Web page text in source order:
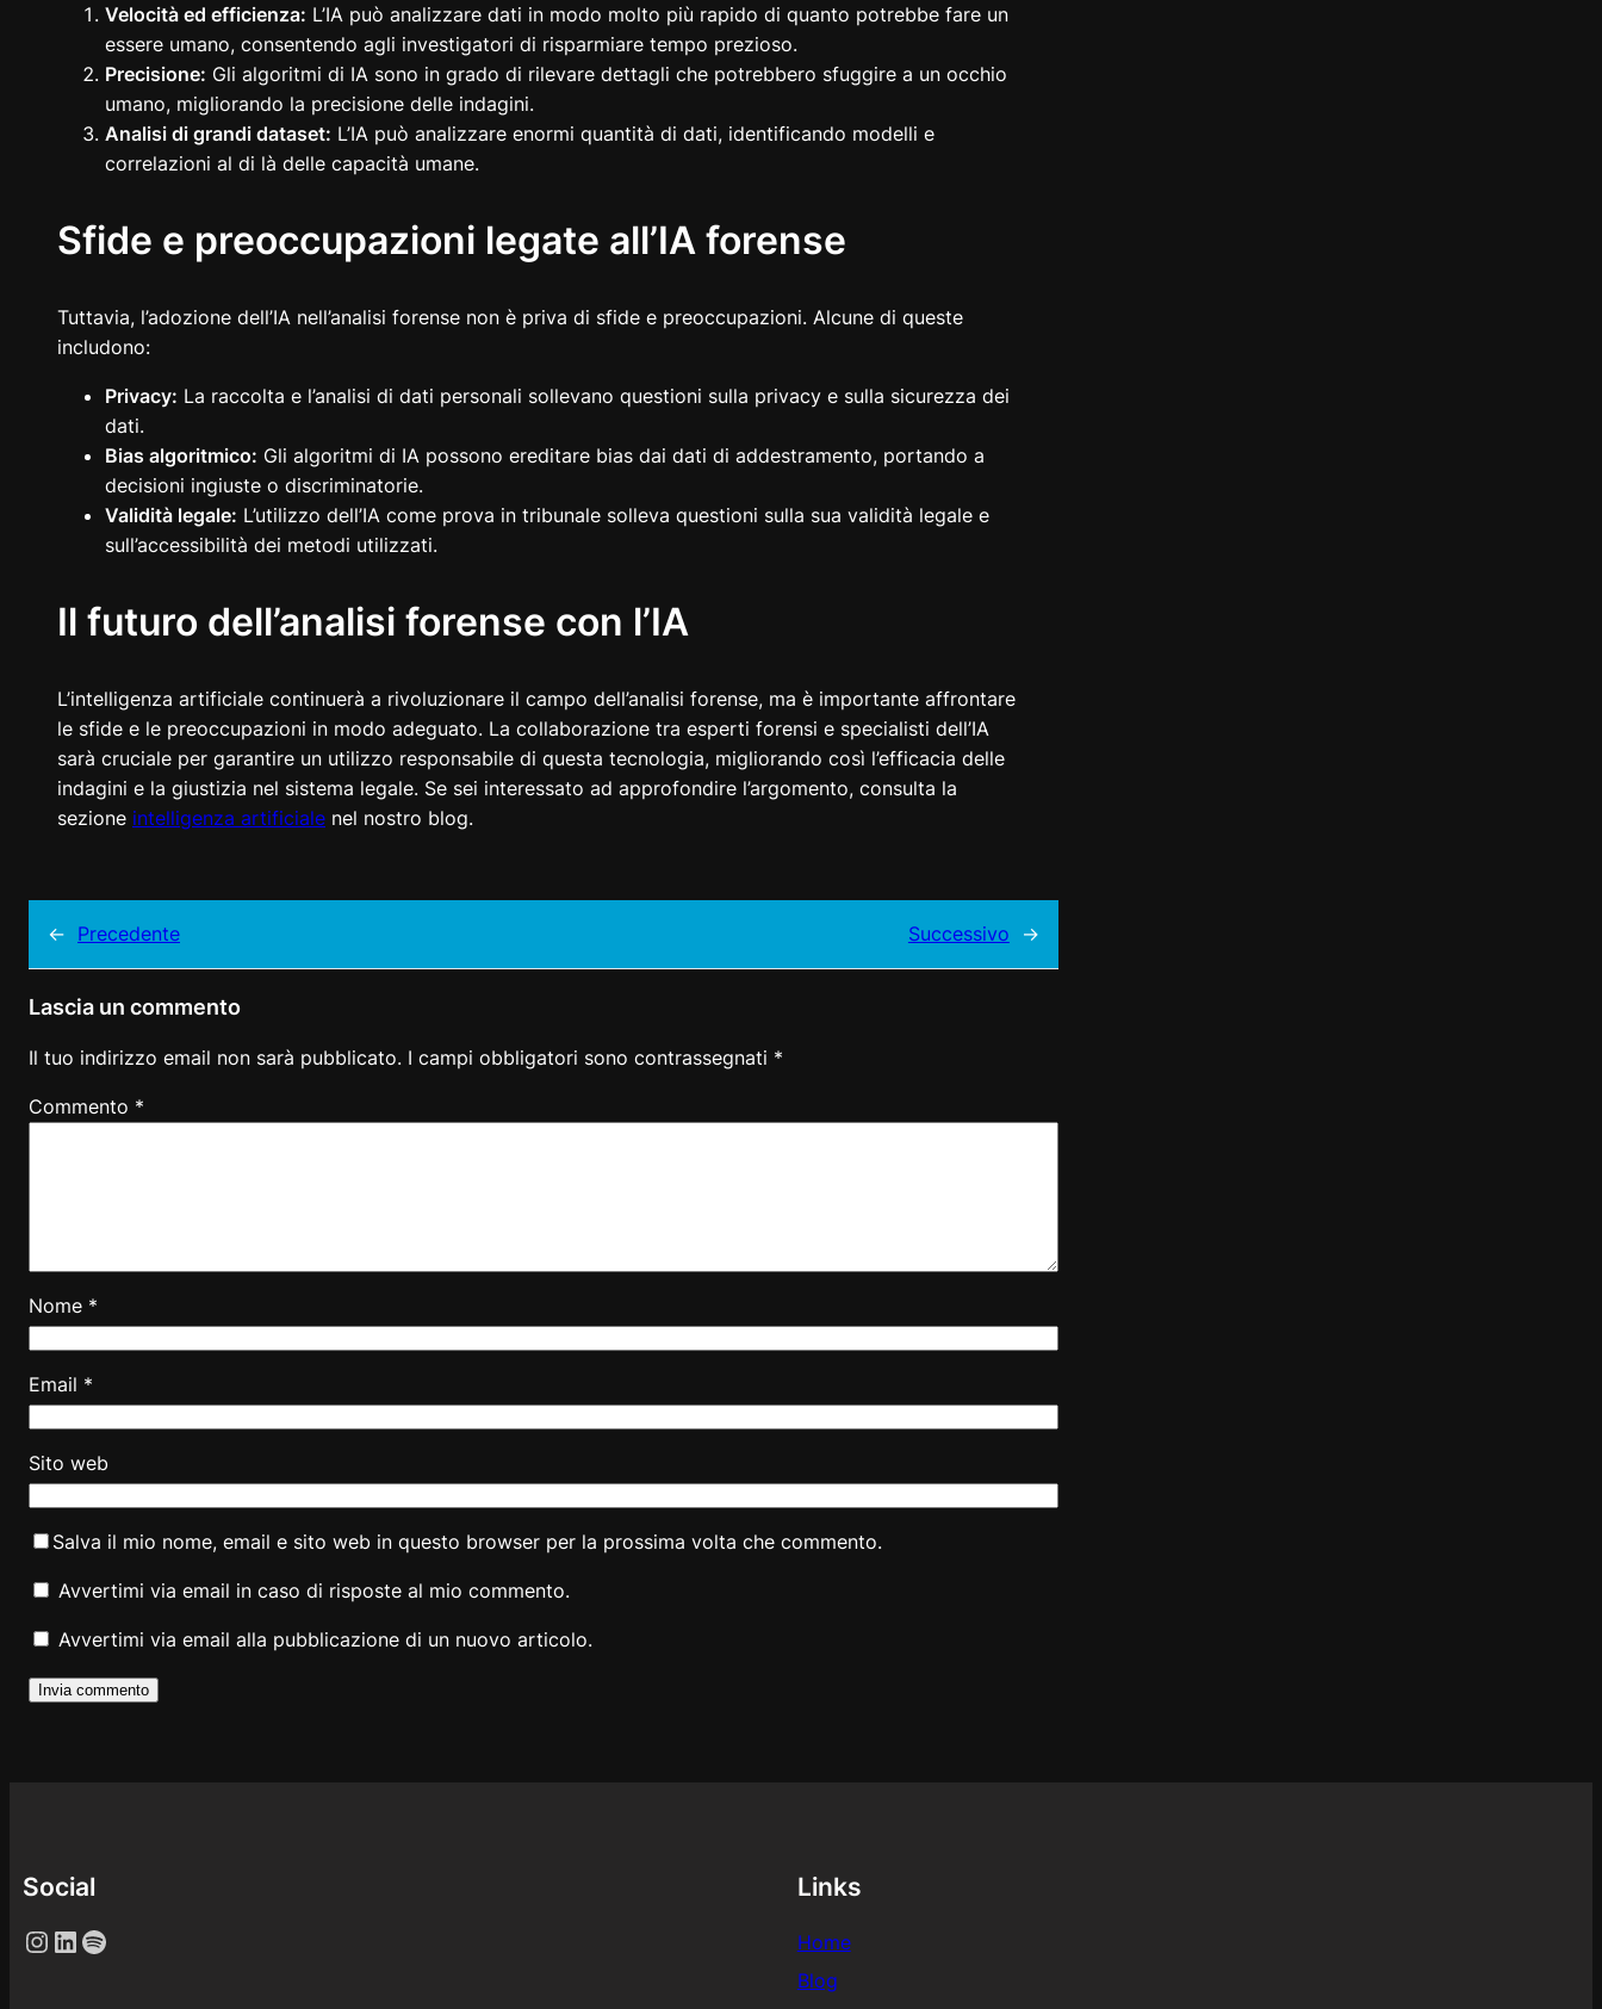
Velocità ed efficienza: L’IA può analizzare dati in modo molto più rapido di quanto potrebbe fare un
essere umano, consentendo agli investigatori di risparmiare tempo prezioso.
Precisione: Gli algoritmi di IA sono in grado di rilevare dettagli che potrebbero sfuggire a un occhio
umano, migliorando la precisione delle indagini.
Analisi di grandi dataset: L’IA può analizzare enormi quantità di dati, identificando modelli e
correlazioni al di là delle capacità umane.
Sfide e preoccupazioni legate all’IA forense
Tuttavia, l’adozione dell’IA nell’analisi forense non è priva di sfide e preoccupazioni. Alcune di queste
includono:
Privacy: La raccolta e l’analisi di dati personali sollevano questioni sulla privacy e sulla sicurezza dei
dati.
Bias algoritmico: Gli algoritmi di IA possono ereditare bias dai dati di addestramento, portando a
decisioni ingiuste o discriminatorie.
Validità legale: L’utilizzo dell’IA come prova in tribunale solleva questioni sulla sua validità legale e
sull’accessibilità dei metodi utilizzati.
Il futuro dell’analisi forense con l’IA
L’intelligenza artificiale continuerà a rivoluzionare il campo dell’analisi forense, ma è importante affrontare
le sfide e le preoccupazioni in modo adeguato. La collaborazione tra esperti forensi e specialisti dell’IA
sarà cruciale per garantire un utilizzo responsabile di questa tecnologia, migliorando così l’efficacia delle
indagini e la giustizia nel sistema legale. Se sei interessato ad approfondire l’argomento, consulta la
sezione intelligenza artificiale nel nostro blog.
← Precedente Successivo →
Lascia un commento
Il tuo indirizzo email non sarà pubblicato. I campi obbligatori sono contrassegnati *
Commento *
Nome *
Email *
Sito web
Salva il mio nome, email e sito web in questo browser per la prossima volta che commento.
Avvertimi via email in caso di risposte al mio commento.
Avvertimi via email alla pubblicazione di un nuovo articolo.
Social
Instagram LinkedIn Spotify
Links
Home
Blog